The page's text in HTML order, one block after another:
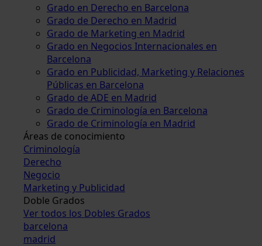
Grado en Derecho en Barcelona
Grado de Derecho en Madrid
Grado de Marketing en Madrid
Grado en Negocios Internacionales en
Barcelona
Grado en Publicidad, Marketing y Relaciones
Públicas en Barcelona
Grado de ADE en Madrid
Grado de Criminología en Barcelona
Grado de Criminología en Madrid
Áreas de conocimiento
Criminología
Derecho
Negocio
Marketing y Publicidad
Doble Grados
Ver todos los Dobles Grados
barcelona
madrid